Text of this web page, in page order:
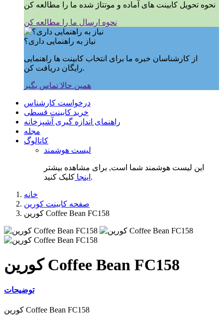
نحوه تحویل کابینت های آماده و موتتاژ شده ما را مطالعه کن
نحوه ارسال ما را مطالعه کن
نیاز به راهنمایی داری؟
از کارشناسان خبره ما برای انتخاب کابینت ها راهنمایی
رایگان دریافت کن.
همین حالا تماس بگیر
درخواست کارشناس
خرید کابینت قسطی
راهنمای اندازه گیری آشپزخانه
مجله
کاتالوگ
لیست هوشمند
این لیست هوشمند شما است, برای مشاهده بیشتر
اینجا کلیک کنید.
خانه
صفحه کابینت کورین
کورین Coffee Bean FC158
کورین Coffee Bean FC158
توضیحات
کورین Coffee Bean FC158